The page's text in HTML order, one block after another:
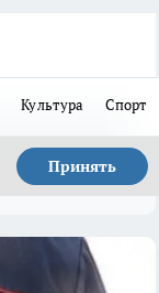
Культура Спорт
Принять